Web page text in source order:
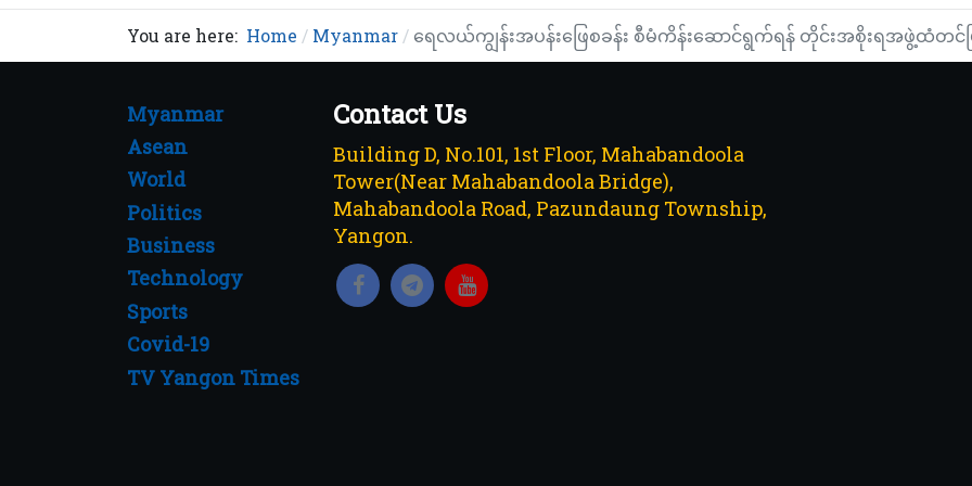
You are here: Home Myanmar ရေလယ်ကျွန်းအပန်းဖြေစခန်း စီမံကိန်းဆောင်ရွက်ရန် တိုင်းအစိုးရအဖွဲ့ထံတင်ပ
Myanmar
Asean
World
Politics
Business
Technology
Sports
Covid-19
TV Yangon Times
Contact Us
Building D, No.101, 1st Floor, Mahabandoola
Tower(Near Mahabandoola Bridge),
Mahabandoola Road, Pazundaung Township,
Yangon.